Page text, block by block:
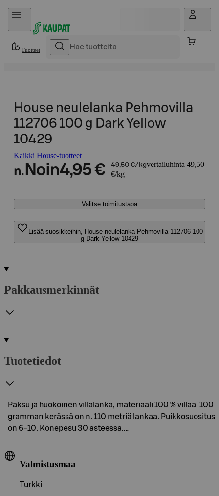
Hyppää sisältöön
Tuotteet
House neulelanka Pehmovilla
112706 100 g Dark Yellow
10429
Kaikki House-tuotteet
n. Noin4,95 € 49,50 €/kgvertailuhinta 49,50
€/kg
Valitse toimitustapa
Lisää suosikkeihin, House neulelanka Pehmovilla 112706 100
g Dark Yellow 10429
Pakkausmerkinnät
Tuotetiedot
Paksu ja huokoinen villalanka, materiaali 100 % villaa. 100
gramman kerässä on n. 110 metriä lankaa. Puikkosuositus
on 6-10. Konepesu 30 asteessa.…
Valmistusmaa
Turkki